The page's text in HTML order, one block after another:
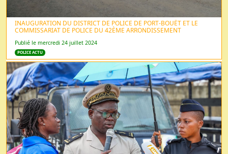
INAUGURATION DU DISTRICT DE POLICE DE PORT-BOUËT ET LE
COMMISSARIAT DE POLICE DU 42ÈME ARRONDISSEMENT
Publié le mercredi 24 juillet 2024
POLICE ACTU